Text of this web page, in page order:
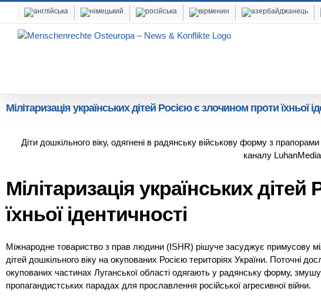
content
Мілітаризація українських дітей Росією є злочином проти їхньої
Діти дошкільного віку, одягнені в радянську військову форму з
каналу LuhanMedia
Мілітаризація українських
їхньої ідентичності
Міжнародне товариство з прав людини (ISHR) рішуче засуджує примусову
дітей дошкільного віку на окупованих Росією територіях України. Поточні
окупованих частинах Луганської області одягають у радянську форму,
пропагандистських парадах для прославлення російської агресивної війни.